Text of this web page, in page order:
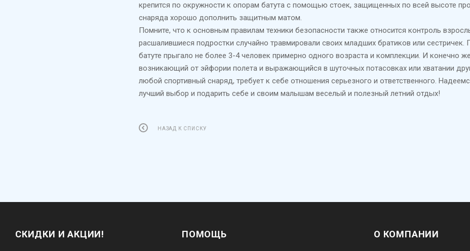
крепится по окружности к опорам батута с помощью стоек, защищенных по всей высоте
снаряда хорошо дополнить защитным матом.
Помните, что к основным правилам техники безопасности также относится контроль
расшалившиеся подростки случайно травмировали своих младших братиков или
батуте прыгало не более 3-4 человек примерно одного возраста и комплекции. И конечно
возникающий от эйфории полета и выражающийся в шуточных потасовках или хватании
любой спортивный снаряд, требует к себе отношения серьезного и ответственного.
лучший выбор и подарить себе и своим малышам веселый и полезный летний отдых!
НАЗАД К СПИСКУ
СКИДКИ И АКЦИИ! ПОМОЩЬ О КОМПАНИИ